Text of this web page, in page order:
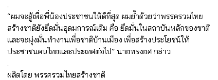
.
“ผมจะสู้เพื่อพี่น้องประชาชนให้ดีที่สุด ผมย้ำด้วยว่าพรรครวมไทย
สร้างชาติยังยึดมั่นอุดมการณ์เดิม คือ ยึดมั่นในสถาบันหลักของชาติ
และจะมุ่งมั่นทำงานเพื่อชาติบ้านเมือง เพื่อสร้างประโยชน์ให้
ประชาชนคนไทยและประเทศต่อไป” นายทรงยศ กล่าว
.
ผลิตโดย พรรครวมไทยสร้างชาติ